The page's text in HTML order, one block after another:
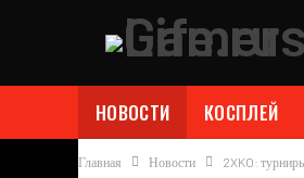
НОВОСТИ КОСПЛЕЙ
Главная Новости 2XKO: